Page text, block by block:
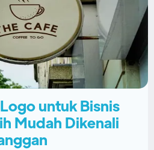
untuk Bisnis
Mudah Dikenali